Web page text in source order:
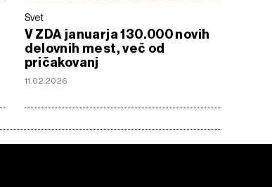
Svet
V ZDA januarja 130.000 novih
delovnih mest, več od
pričakovanj
11.02.2026